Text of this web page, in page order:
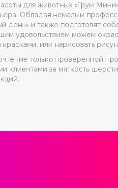
для животных «Грум
Обладая немалым
день» и также подготовят
удовольствием можем
красками, или нарисовать
только проверенной
клиентами за мягкость